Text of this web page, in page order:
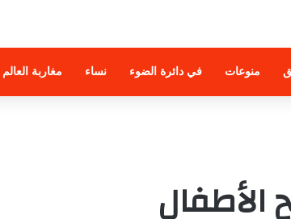
منوعات في دائرة الضوء نساء مغاربة العالم
الأطفال